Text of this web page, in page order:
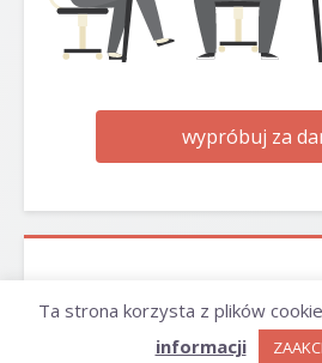
wypróbuj za
Ta strona korzysta z plików
informacji